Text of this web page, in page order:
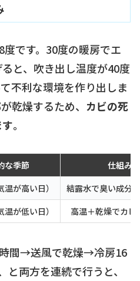
です。30度の暖房でエ
と、吹き出し温度が40度
不利な環境を作り出しま
乾燥するため、 カビの死
。
な季節
仕組み
が高い日）
結露水で臭い成分
が低い日） 高温＋乾燥でカビ
時間→送風で乾燥→冷房16
両方を連続で行うと、